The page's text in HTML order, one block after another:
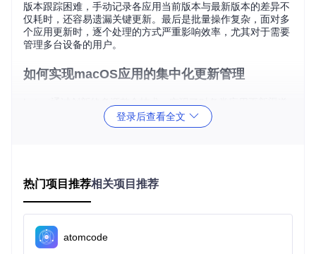
版本跟踪困难，手动记录各应用当前版本与最新版本的差异不
仅耗时，还容易遗漏关键更新。最后是批量操作复杂，面对多
个应用更新时，逐个处理的方式严重影响效率，尤其对于需要
管理多台设备的用户。
如何实现macOS应用的集中化更新管理
的统一管理。该工具能够自动扫描系统中已安装的应用程序，
智能识别其更新来源类型，包括Mac App Store应用、采用Sp
批量更新工具的关键优势
作为一款专业的批量更新工具，Latest提供三项核心优势。其
登录后查看全文
热门项目推荐相关项目推荐
atomcode